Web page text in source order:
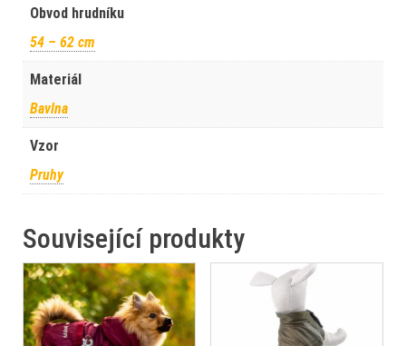
Obvod hrudníku
54 – 62 cm
Materiál
Bavlna
Vzor
Pruhy
Související produkty